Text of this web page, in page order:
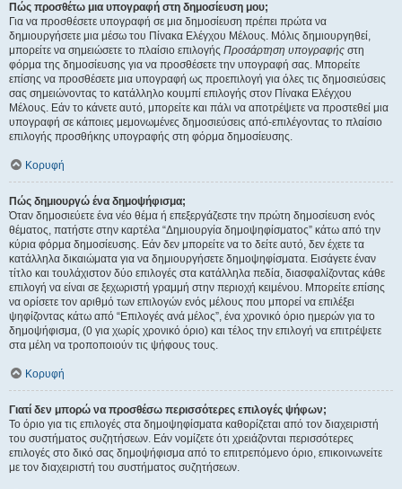
Πώς προσθέτω μια υπογραφή στη δημοσίευση μου;
Για να προσθέσετε υπογραφή σε μια δημοσίευση πρέπει πρώτα να
δημιουργήσετε μια μέσω του Πίνακα Ελέγχου Μέλους. Μόλις δημιουργηθεί,
μπορείτε να σημειώσετε το πλαίσιο επιλογής Προσάρτηση υπογραφής στη
φόρμα της δημοσίευσης για να προσθέσετε την υπογραφή σας. Μπορείτε
επίσης να προσθέσετε μια υπογραφή ως προεπιλογή για όλες τις δημοσιεύσεις
σας σημειώνοντας το κατάλληλο κουμπί επιλογής στον Πίνακα Ελέγχου
Μέλους. Εάν το κάνετε αυτό, μπορείτε και πάλι να αποτρέψετε να προστεθεί μια
υπογραφή σε κάποιες μεμονωμένες δημοσιεύσεις από-επιλέγοντας το πλαίσιο
επιλογής προσθήκης υπογραφής στη φόρμα δημοσίευσης.
Κορυφή
Πώς δημιουργώ ένα δημοψήφισμα;
Όταν δημοσιεύετε ένα νέο θέμα ή επεξεργάζεστε την πρώτη δημοσίευση ενός
θέματος, πατήστε στην καρτέλα “Δημιουργία δημοψηφίσματος” κάτω από την
κύρια φόρμα δημοσίευσης. Εάν δεν μπορείτε να το δείτε αυτό, δεν έχετε τα
κατάλληλα δικαιώματα για να δημιουργήσετε δημοψηφίσματα. Εισάγετε έναν
τίτλο και τουλάχιστον δύο επιλογές στα κατάλληλα πεδία, διασφαλίζοντας κάθε
επιλογή να είναι σε ξεχωριστή γραμμή στην περιοχή κειμένου. Μπορείτε επίσης
να ορίσετε τον αριθμό των επιλογών ενός μέλους που μπορεί να επιλέξει
ψηφίζοντας κάτω από “Επιλογές ανά μέλος”, ένα χρονικό όριο ημερών για το
δημοψήφισμα, (0 για χωρίς χρονικό όριο) και τέλος την επιλογή να επιτρέψετε
στα μέλη να τροποποιούν τις ψήφους τους.
Κορυφή
Γιατί δεν μπορώ να προσθέσω περισσότερες επιλογές ψήφων;
Το όριο για τις επιλογές στα δημοψηφίσματα καθορίζεται από τον διαχειριστή
του συστήματος συζητήσεων. Εάν νομίζετε ότι χρειάζονται περισσότερες
επιλογές στο δικό σας δημοψήφισμα από το επιτρεπόμενο όριο, επικοινωνείτε
με τον διαχειριστή του συστήματος συζητήσεων.